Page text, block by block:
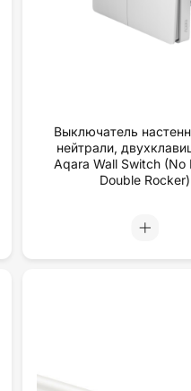
Выключатель
нейтрали,
Aqara Wall Switch (No
Double Rocker)